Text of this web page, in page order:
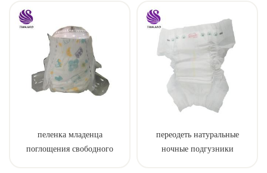
пеленка младенца
поглощения свободного
переодеть натуральные
ночные подгузники